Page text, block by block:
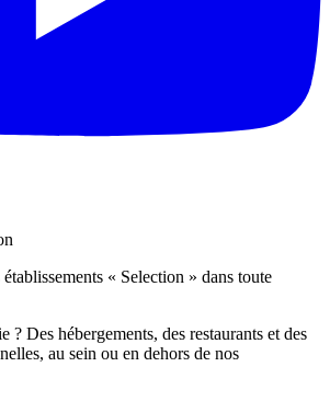
« Selection » dans toute
? Des hébergements, des restaurants et des
au sein ou en dehors de nos